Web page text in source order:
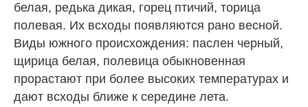
белая, редька дикая, горец птичий, торица
полевая. Их всходы появляются рано весной.
Виды южного происхождения: паслен черный,
щирица белая, полевица обыкновенная
прорастают при более высоких температурах и
дают всходы ближе к середине лета.